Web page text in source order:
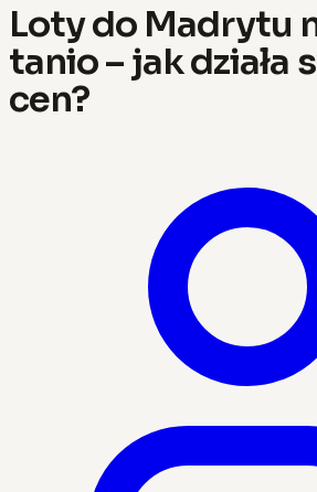
Loty do Madrytu
tanio – jak działa
cen?